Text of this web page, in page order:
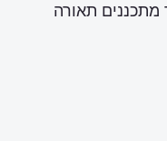
מתכננים תאורה